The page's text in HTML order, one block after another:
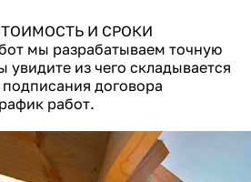
И СРОКИ
мы разрабатываем точную
увидите из чего складывается
договора
работ.